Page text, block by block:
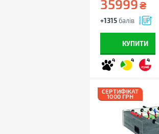
35999₴
+1315 балів
КУПИТИ
4 4 4
СЕРТИФІКАТ
1000 ГРН